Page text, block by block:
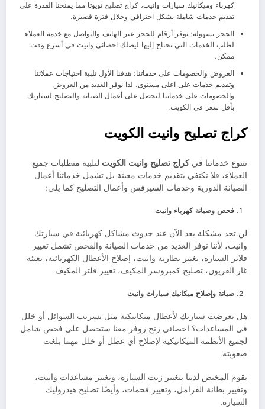
كهرباء وميكانيك سيارات وانيت، كراج تصليح تويوتا مما يمنحنا القدرة على
تقديم خدمات شاملة بشكل احترافي وخلال فترة قصيرة.
الحجز بسهولة: نوفر أرقام للحجز عبر الهاتف والتواصل مع خدمة العملاء
لطلب الخدمات التي تحتاج إليها ليصلك اخصائي وانيت في أسرع وقت
ممكن.
العروض والخصومات على خدماتنا: هدفنا الأول تلبية احتياجات عملائنا
وتقديم خدمات على اعلى مستوى، لذا نوفر العديد من العروض
والخصومات على خدماتنا لتحصل على أعمال الصيانة والتصليح لسيارتك
بأقل سعر في الكويت.
كراج تصليح وانيت الكويت
تتنوع خدماتنا فيكراج تصليح وانيت الكويت لتلبية متطلبات جميع
العملاء، فلا نكتفي بتقديم خدمات معينة بل تشمل خدماتنا أعمال
الصيانة الدورية وخدمات السيرفس وأعمال التصليح كما يلي:
فحص وصيانة كهرباء وانيت
لن تجد مشكلة بعد الآن عند حدوث مشاكل كهربائية في سيارتك
وانيت، لأننا نوفر العديد من خدمات الصيانة والفحص تشمل تغيير
فلاتر السيارة، تغيير بطارية وانيت، إصلاح الأعطال الكهربائية، تعبئة
غاز الفريون، تصليح كمبروسر المكيف، تغيير فلتر المكيف.
صيانة وإصلاح ميكانيك سيارات وانيت
هل تعرضت سيارتك لأعطال ميكانيكية مثل تسريب السوائل أو خلل
في المساعدات؟ اخصائي رنج روفر معنا ستحصل على فحص شامل
لجميع الأنظمة الميكانيكية لإصلاح أي عطل أو خلل مهما بلغت
صعوبته.
يقوم المختص لدينا بتغيير زيت السيارة، وتغيير مساعدات وانيت،
وتغيير بطانة الفرامل، وتغيير فحمات، وأيضًا تصليح هيدروليك
السيارة.